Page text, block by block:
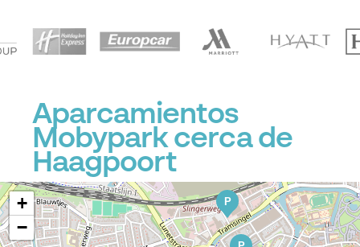
Aparcamientos
Mobypark cerca de
Haagpoort
P
+
−